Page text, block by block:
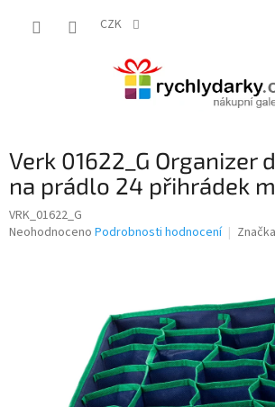
CZK
Verk 01622_G Organizer
na prádlo 24 přihrádek
VRK_01622_G
Průměrné
Neohodnoceno Podrobnosti hodnocení